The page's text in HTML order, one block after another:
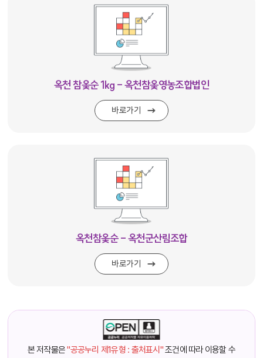
옥천 참옻순 1kg - 옥천참옻영농조합법인
바로가기
옥천참옻순 - 옥천군산림조합
바로가기
본 저작물은"공공누리 제1유형 : 출처표시"조건에 따라 이용할 수